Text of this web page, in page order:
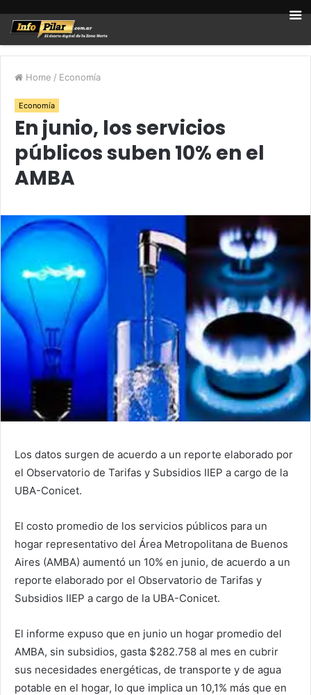
Home / Economía
Economía
En junio, los servicios
públicos suben 10% en el
AMBA
Los datos surgen de acuerdo a un reporte elaborado por
el Observatorio de Tarifas y Subsidios IIEP a cargo de la
UBA-Conicet.
El costo promedio de los servicios públicos para un
hogar representativo del Área Metropolitana de Buenos
Aires (AMBA) aumentó un 10% en junio, de acuerdo a un
reporte elaborado por el Observatorio de Tarifas y
Subsidios IIEP a cargo de la UBA-Conicet.
El informe expuso que en junio un hogar promedio del
AMBA, sin subsidios, gasta $282.758 al mes en cubrir
sus necesidades energéticas, de transporte y de agua
potable en el hogar, lo que implica un 10,1% más que en